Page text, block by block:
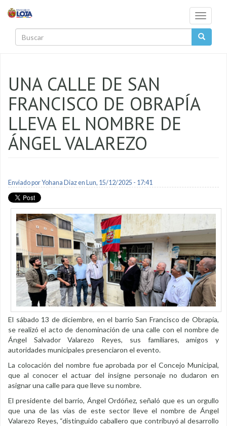
Toggle
UNA CALLE DE SAN
FRANCISCO DE OBRAPÍA
LLEVA EL NOMBRE DE
ÁNGEL VALAREZO
Enviado porYohana Diazen Lun, 15/12/2025 - 17:41
El sábado 13 de diciembre, en el barrio San Francisco de Obrapía,
se realizó el acto de denominación de una calle con el nombre de
Ángel Salvador Valarezo Reyes, sus familiares, amigos y
autoridades municipales presenciaron el evento.
La colocación del nombre fue aprobada por el Concejo Municipal,
que al conocer el actuar del insigne personaje no dudaron en
asignar una calle para que lleve su nombre.
El presidente del barrio, Ángel Ordóñez, señaló que es un orgullo
que una de las vías de este sector lleve el nombre de Ángel
Valarezo Reyes, “distinguido caballero que contribuyó al desarrollo